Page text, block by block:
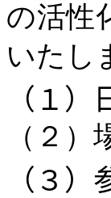
の活性
いたし
（１）
（２
（３）